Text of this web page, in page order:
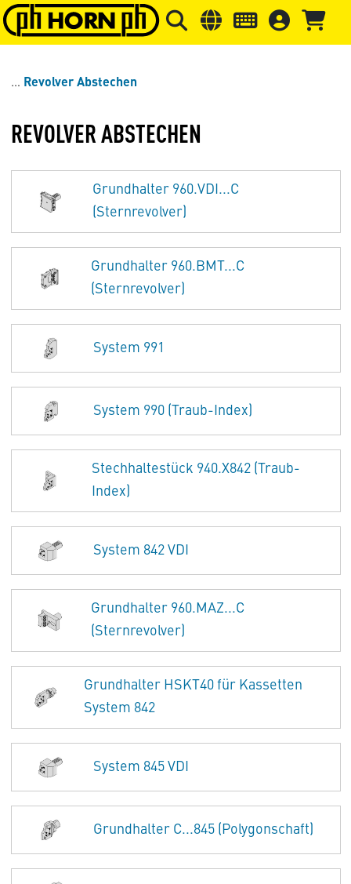
Springe zu Hauptinhalt Springe zum Header Springe
Revolver Abstechen
REVOLVER ABSTECHEN
Grundhalter 960.VDI...C
(Sternrevolver)
Grundhalter 960.BMT...C
(Sternrevolver)
System 991
System 990 (Traub-Index)
Stechhaltestück 940.X842 (Traub-
Index)
System 842 VDI
Grundhalter 960.MAZ...C
(Sternrevolver)
Grundhalter HSKT40 für Kassetten
System 842
System 845 VDI
Grundhalter C...845 (Polygonschaft)